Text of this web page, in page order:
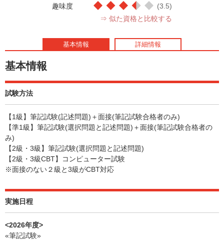
趣味度
(3.5)
⇒ 似た資格と比較する
基本情報 詳細情報
基本情報
試験方法
【1級】筆記試験(記述問題)＋面接(筆記試験合格者のみ)
【準1級】筆記試験(選択問題と記述問題)＋面接(筆記試験合格者の
み)
【2級・3級】筆記試験(選択問題と記述問題)
【2級・3級CBT】コンピューター試験
※面接のない２級と3級がCBT対応
実施日程
<2026年度>
«筆記試験»